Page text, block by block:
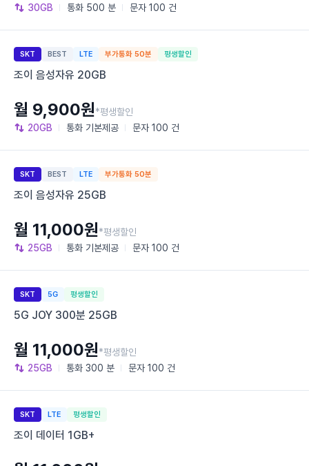
30GB 통화 500 분 문자 100 건
SKT BEST LTE 부가통화 50분 평생할인
조이 음성자유 20GB
20GB 통화 기본제공 문자 100 건
월 9,900원*평생할인
SKT BEST LTE 부가통화 50분
조이 음성자유 25GB
25GB 통화 기본제공 문자 100 건
월 11,000원*평생할인
SKT 5G 평생할인
5G JOY 300분 25GB
25GB 통화 300 분 문자 100 건
월 11,000원*평생할인
SKT LTE 평생할인
조이 데이터 1GB+